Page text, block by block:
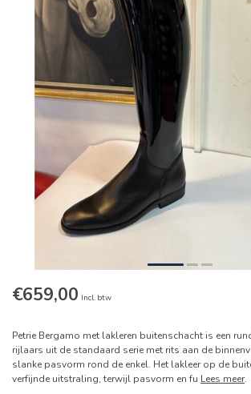
€659,00 Incl. btw
Petrie Bergamo met lakleren buitenschacht is een
rijlaars uit de standaard serie met rits aan de
slanke pasvorm rond de enkel. Het lakleer op de
verfijnde uitstraling, terwijl pasvorm en fu Lees meer.